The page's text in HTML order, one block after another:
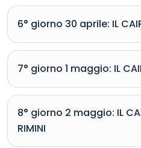
6° giorno 30 aprile: IL
7° giorno 1 maggio: IL
8° giorno 2 maggio: IL
RIMINI